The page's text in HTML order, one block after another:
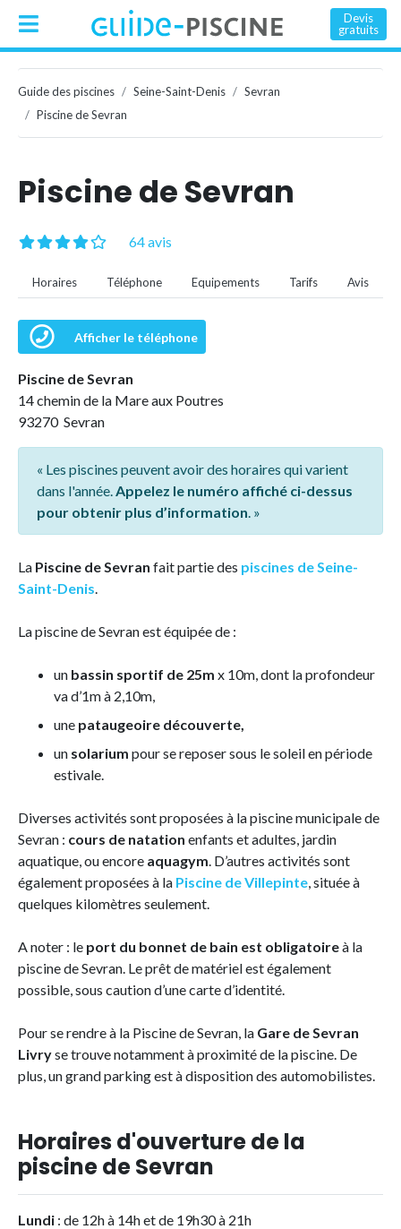
Devis
gratuits
Guide des piscines Seine-Saint-Denis
Sevran
Piscine de Sevran
Piscine de Sevran
64 avis
Horaires Téléphone Equipements Tarifs Avis
Afficher le téléphone
Piscine de Sevran
14 chemin de la Mare aux Poutres
93270 Sevran
« Les piscines peuvent avoir des horaires qui varient
dans l'année.Appelez le numéro affiché ci-dessus
pour obtenir plus d’information. »
La Piscine de Sevran fait partie des piscines de Seine-
Saint-Denis.
La piscine de Sevran est équipée de :
un bassin sportif de 25m x 10m, dont la profondeur
va d’1m à 2,10m,
une pataugeoire découverte,
un solarium pour se reposer sous le soleil en période
estivale.
Diverses activités sont proposées à la piscine municipale de
Sevran : cours de natation enfants et adultes, jardin
aquatique, ou encore aquagym. D’autres activités sont
également proposées à la Piscine de Villepinte, située à
quelques kilomètres seulement.
A noter : le port du bonnet de bain est obligatoireà la
piscine de Sevran. Le prêt de matériel est également
possible, sous caution d’une carte d’identité.
Pour se rendre à la Piscine de Sevran, la Gare de Sevran
Livryse trouve notamment à proximité de la piscine. De
plus, un grand parking est à disposition des automobilistes.
Horaires d'ouverture de la
piscine de Sevran
Lundi : de 12h à 14h et de 19h30 à 21h